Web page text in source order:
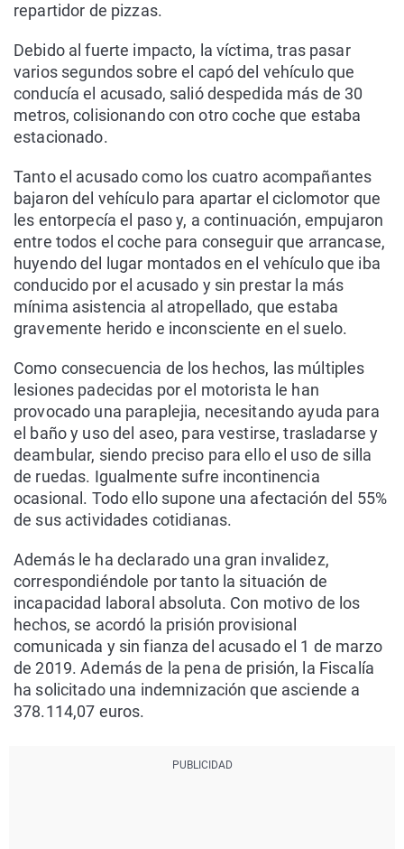
repartidor de pizzas.
Debido al fuerte impacto, la víctima, tras pasar
varios segundos sobre el capó del vehículo que
conducía el acusado, salió despedida más de 30
metros, colisionando con otro coche que estaba
estacionado.
Tanto el acusado como los cuatro acompañantes
bajaron del vehículo para apartar el ciclomotor que
les entorpecía el paso y, a continuación, empujaron
entre todos el coche para conseguir que arrancase,
huyendo del lugar montados en el vehículo que iba
conducido por el acusado y sin prestar la más
mínima asistencia al atropellado, que estaba
gravemente herido e inconsciente en el suelo.
Como consecuencia de los hechos, las múltiples
lesiones padecidas por el motorista le han
provocado una paraplejia, necesitando ayuda para
el baño y uso del aseo, para vestirse, trasladarse y
deambular, siendo preciso para ello el uso de silla
de ruedas. Igualmente sufre incontinencia
ocasional. Todo ello supone una afectación del 55%
de sus actividades cotidianas.
Además le ha declarado una gran invalidez,
correspondiéndole por tanto la situación de
incapacidad laboral absoluta. Con motivo de los
hechos, se acordó la prisión provisional
comunicada y sin fianza del acusado el 1 de marzo
de 2019. Además de la pena de prisión, la Fiscalía
ha solicitado una indemnización que asciende a
378.114,07 euros.